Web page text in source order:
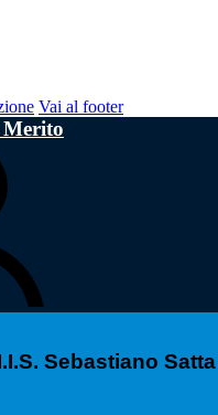
Vai al footer
Merito
Sebastiano Satta